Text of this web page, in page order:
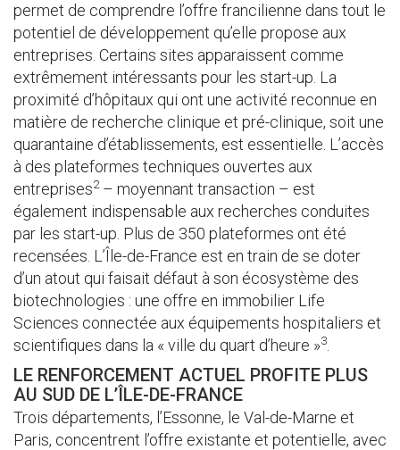
permet de comprendre l’offre francilienne dans tout le
potentiel de développement qu’elle propose aux
entreprises. Certains sites apparaissent comme
extrêmement intéressants pour les start-up. La
proximité d’hôpitaux qui ont une activité reconnue en
matière de recherche clinique et pré-clinique, soit une
quarantaine d’établissements, est essentielle. L’accès
à des plateformes techniques ouvertes aux
entreprises2– moyennant transaction – est
également indispensable aux recherches conduites
par les start-up. Plus de 350 plateformes ont été
recensées. L’Île-de-France est en train de se doter
d’un atout qui faisait défaut à son écosystème des
biotechnologies : une offre en immobilier Life
Sciences connectée aux équipements hospitaliers et
scientifiques dans la « ville du quart d’heure »3
LE RENFORCEMENT ACTUEL PROFITE PLUS
AU SUD DE L’ÎLE-DE-FRANCE
Trois départements, l’Essonne, le Val-de-Marne et
Paris, concentrent l’offre existante et potentielle, avec